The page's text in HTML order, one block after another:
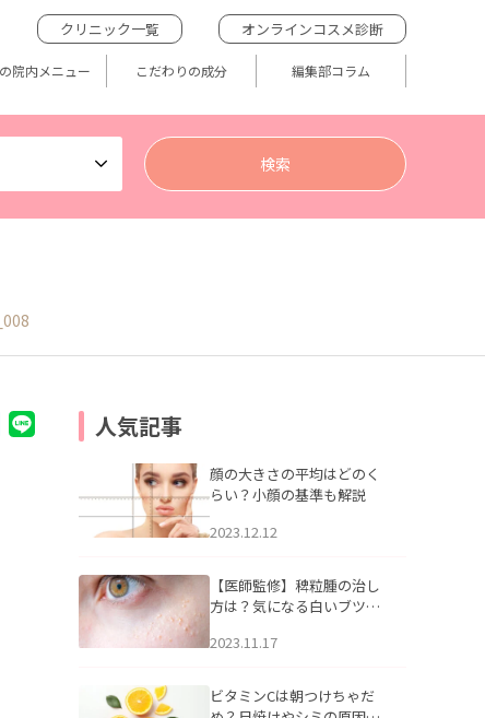
クリニック一覧 オンラインコスメ診断
院内メニュー こだわりの成分 編集部コラム
人気記事
顔の大きさの平均はどのく
らい？小顔の基準も解説
2023.12.12
【医師監修】稗粒腫の治し
方は？気になる白いブツブ
アについて
2023.11.17
ビタミンCは朝つけちゃだ